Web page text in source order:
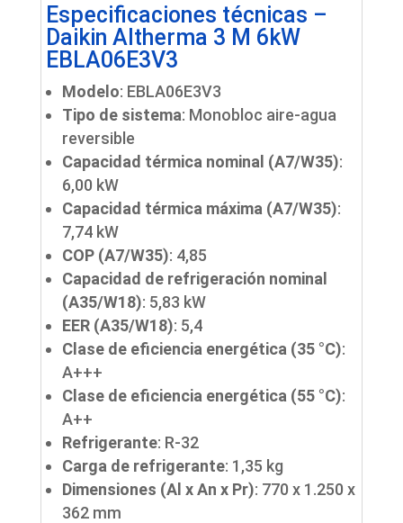
Especificaciones técnicas –
Daikin Altherma 3 M 6kW
EBLA06E3V3
Modelo: EBLA06E3V3
Tipo de sistema: Monobloc aire-agua
reversible
Capacidad térmica nominal (A7/W35):
6,00 kW
Capacidad térmica máxima (A7/W35):
7,74 kW
COP (A7/W35): 4,85
Capacidad de refrigeración nominal
(A35/W18): 5,83 kW
EER (A35/W18): 5,4
Clase de eficiencia energética (35 °C):
A+++
Clase de eficiencia energética (55 °C):
A++
Refrigerante: R-32
Carga de refrigerante: 1,35 kg
Dimensiones (Al x An x Pr): 770 x 1.250 x
362 mm